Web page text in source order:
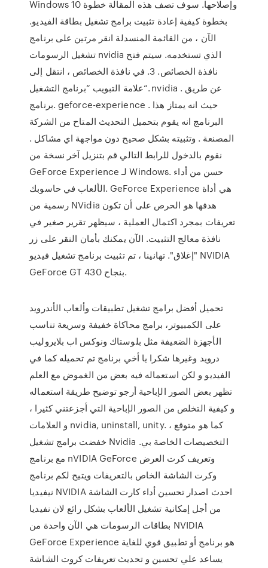
Windows 10 وإصلاحها. سوف تصف هذه المقالة خطوة
بخطوة كيفية إعادة تثبيت برامج تشغيل بطاقة الفيديو.
الآن ، من القائمة المنسدلة انقر مرتين على برنامج
تشغيل الرسومات nvidia الذي تستخدمه. سيتم فتح
نافذة الخصائص. 3. في نافذة الخصائص ، انتقل إلى
علامة التبويب “برنامج التشغيل“. nvidia . عن طريق
برنامج. geforce-experience . حيث انه يمتاز هذا
البرنامج انه يقوم بتحميل التحديث المتاح من الشركة
المصنعة . وتثبيته بشكل صحيح دون مواجهة اي مشاكل .
نقوم بالدخول للرابط التالي قم بتنزيل آخر نسخة من
GeForce Experience لـ Windows. حسن من أداء
الألعاب في حاسوبك. GeForce Experience هي أداة
رسمية من NVidia هدفها هو الحرص على أن تكون
تعريفات بمجرد اكتمال العملية ، سيظهر تقرير صغير في
نافذة معالج التثبيت. الآن يمكنك بأمان النقر على زر
"إغلاق". تهانينا ، تم تثبيت برنامج تشغيل فيديو NVIDIA
GeForce GT 430 بنجاح.
تحميل أفضل برامج تشغيل تطبيقات وألعاب الأندرويد
على الكمبيوتر، برامج محاكاة خفيفة وسريعة تناسب
الأجهزة الضعيفة مثل بلوستاك ونوكس اب بلايروليب
درويد وغيرها شكرا يا أخي برنامج تم تحميله كما في
الفيديو و لكن استعماله فيه بعض من الغموض مع العلم
تظهر بعض الصور الإباحية أرجو توضيح طريقة استعماله
و كيفية التخلص من الصور الإباحية التي أجزعتني كثيرا ،
و العلامات nvidia, uninstall, unity. كما هو متوقع ،
خفضت برامج تشغيل Nvidia التخصيصات الخاصة بي.
مع برنامج nVIDIA GeForce وتعريف كرت العرض
وكرت الشاشة الخاص بالتعريفات ويتيح لكم برنامج
نيفيديا NVIDIA احدث اصدار تحسين أداء كارت الشاشة
من أجل إمكانية تشغيل الألعاب بشكل رائع لان نفيديا
بطاقات الرسومات هي الآن واحدة من NVIDIA
GeForce Experience هو برنامج أو تطبيق قوي للغاية
يساعد علي تحسين و تحديث تعريفات كروت الشاشة